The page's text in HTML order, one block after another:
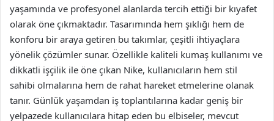
yaşamında ve profesyonel alanlarda tercih ettiği bir kıyafet
olarak öne çıkmaktadır. Tasarımında hem şıklığı hem de
konforu bir araya getiren bu takımlar, çeşitli ihtiyaçlara
yönelik çözümler sunar. Özellikle kaliteli kumaş kullanımı ve
dikkatli işçilik ile öne çıkan Nike, kullanıcıların hem stil
sahibi olmalarına hem de rahat hareket etmelerine olanak
tanır. Günlük yaşamdan iş toplantılarına kadar geniş bir
yelpazede kullanıcılara hitap eden bu elbiseler, mevcut